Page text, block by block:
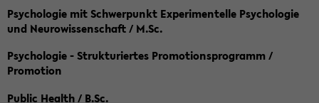
Psychologie mit Schwerpunkt Experimentelle Psychologie
und Neurowissenschaft / M.Sc.
Psychologie - Strukturiertes Promotionsprogramm /
Promotion
Public Health / B.Sc.